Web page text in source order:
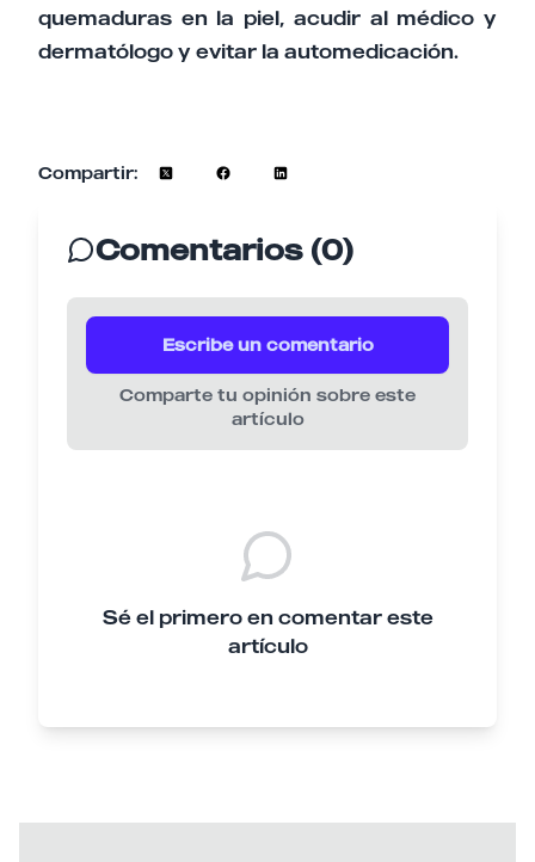
quemaduras en la piel, acudir al médico y
dermatólogo y evitar la automedicación.
Compartir:
Comentarios (0)
Escribe un comentario
Comparte tu opinión sobre este
artículo
Sé el primero en comentar este
artículo